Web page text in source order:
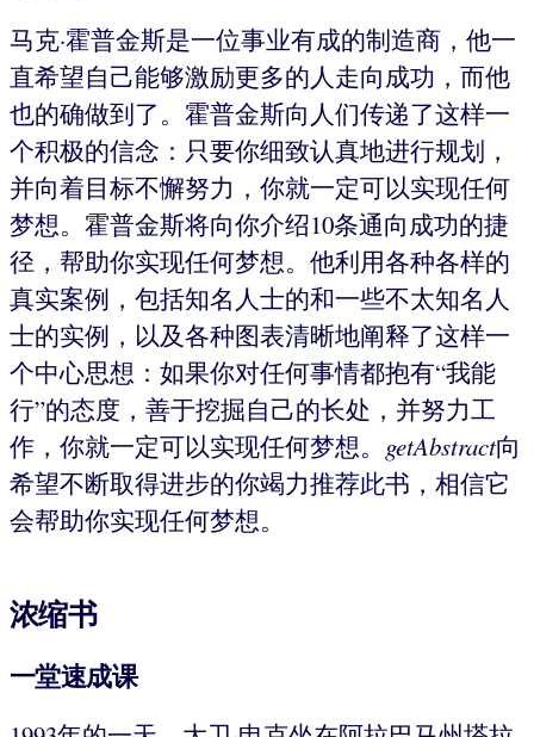
马克·霍普金斯是一位事业有成的制造商，他一
直希望自己能够激励更多的人走向成功，而他
也的确做到了。霍普金斯向人们传递了这样一
个积极的信念：只要你细致认真地进行规划，
并向着目标不懈努力，你就一定可以实现任何
梦想。霍普金斯将向你介绍10条通向成功的捷
径，帮助你实现任何梦想。他利用各种各样的
真实案例，包括知名人士的和一些不太知名人
士的实例，以及各种图表清晰地阐释了这样一
个中心思想：如果你对任何事情都抱有“我能
行”的态度，善于挖掘自己的长处，并努力工
作，你就一定可以实现任何梦想。 getAbstract向
希望不断取得进步的你竭力推荐此书，相信它
会帮助你实现任何梦想。
浓缩书
一堂速成课